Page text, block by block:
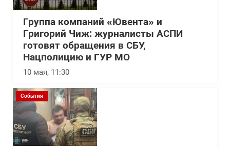
Группа компаний «Ювента» и
Григорий Чиж: журналисты АСПИ
готовят обращения в СБУ,
Нацполицию и ГУР МО
10 мая, 11:30
События